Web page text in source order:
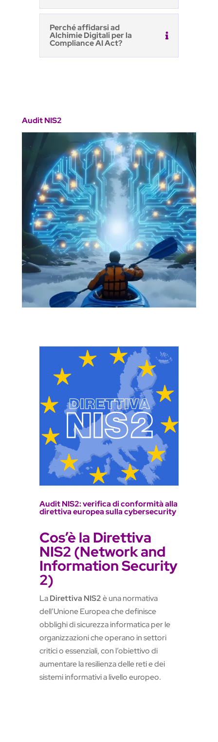
Perché affidarsi ad
Alchimie Digitali per la
Compliance AI Act?
Audit NIS2
Audit NIS2: verifica di conformità alla
direttiva europea sulla cybersecurity
Cos’è la Direttiva
NIS2 (Network and
Information Security
2)
LaDirettiva NIS2è una normativa
dell’Unione Europea che definisce
obblighi di sicurezza informatica per le
organizzazioni che operano in settori
critici o essenziali, con l’obiettivo di
aumentare la resilienza delle reti e dei
sistemi informativi a livello europeo.